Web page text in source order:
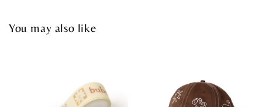
You may also like